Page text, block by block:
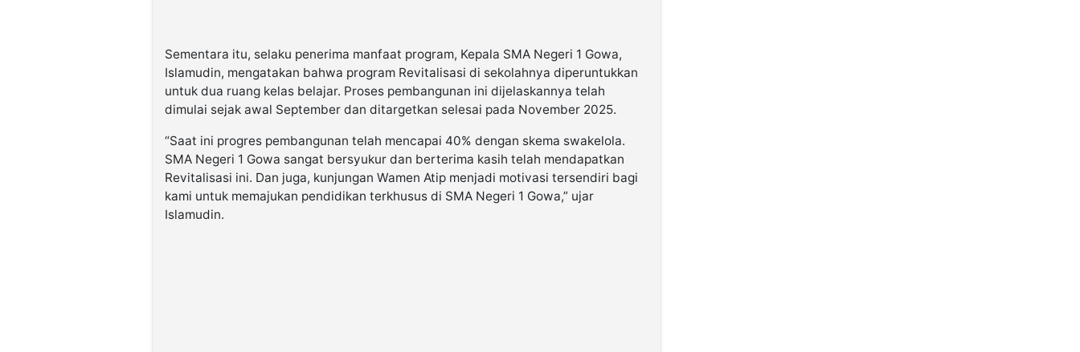
Sementara itu, selaku penerima manfaat program, Kepala SMA Negeri 1 Gowa,
Islamudin, mengatakan bahwa program Revitalisasi di sekolahnya diperuntukkan
untuk dua ruang kelas belajar. Proses pembangunan ini dijelaskannya telah
dimulai sejak awal September dan ditargetkan selesai pada November 2025.
“Saat ini progres pembangunan telah mencapai 40% dengan skema swakelola.
SMA Negeri 1 Gowa sangat bersyukur dan berterima kasih telah mendapatkan
Revitalisasi ini. Dan juga, kunjungan Wamen Atip menjadi motivasi tersendiri bagi
kami untuk memajukan pendidikan terkhusus di SMA Negeri 1 Gowa,” ujar
Islamudin.